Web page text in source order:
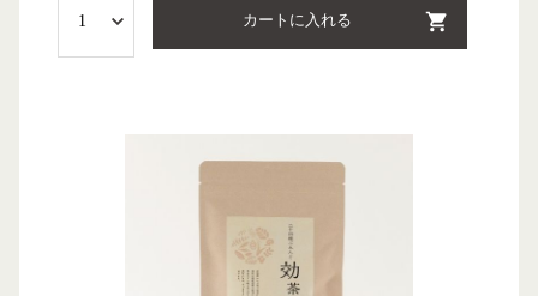
カートに入れる